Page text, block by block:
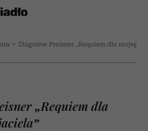
> Zbigniew Preisner „Requiem dla mojego
„Requiem dla